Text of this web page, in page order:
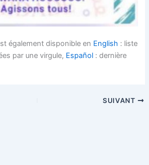
également disponible en English : liste
par une virgule, Español : dernière
SUIVANT